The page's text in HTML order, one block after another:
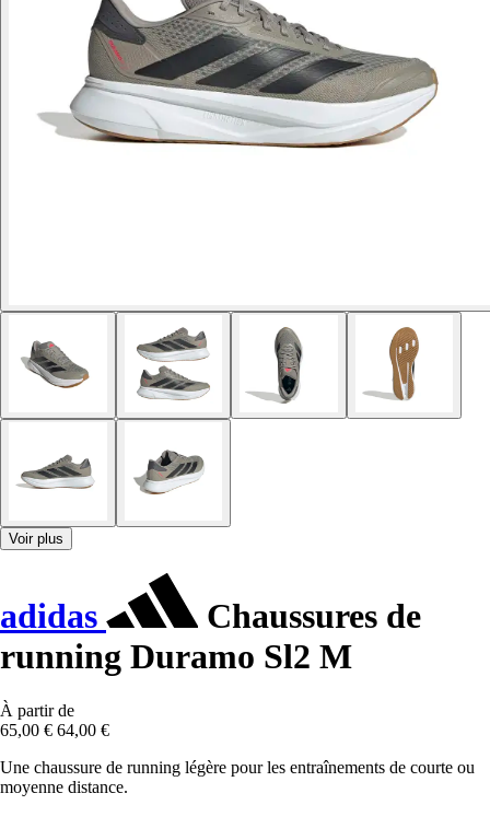
Voir plus
adidas
Chaussures de
running Duramo Sl2 M
À partir de
65,00 € 64,00 €
Une chaussure de running légère pour les entraînements de courte ou
moyenne distance.